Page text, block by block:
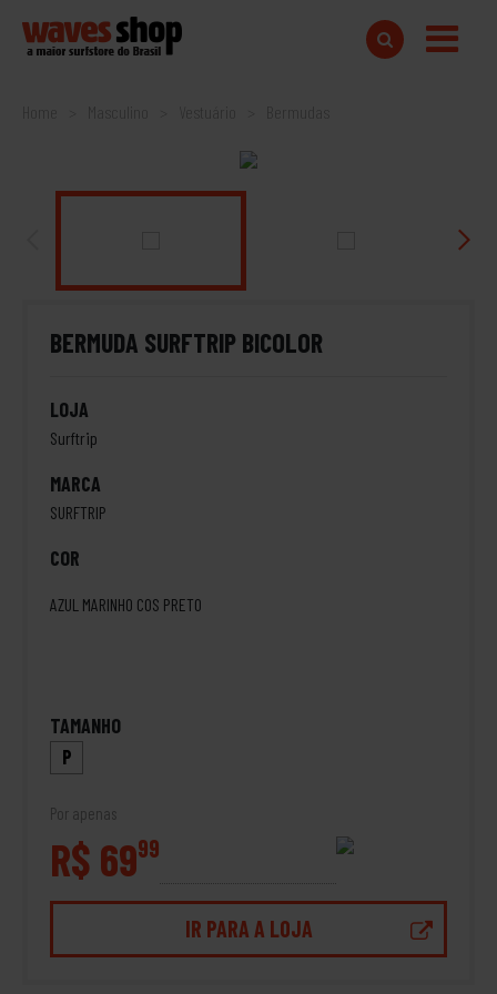
Home Bermudas
BERMUDA SURFTRIP BICOLOR
LOJA
Surftrip
MARCA
SURFTRIP
COR
AZUL MARINHO COS PRETO
TAMANHO
P
Por apenas
R$ 6999
IR PARA A LOJA